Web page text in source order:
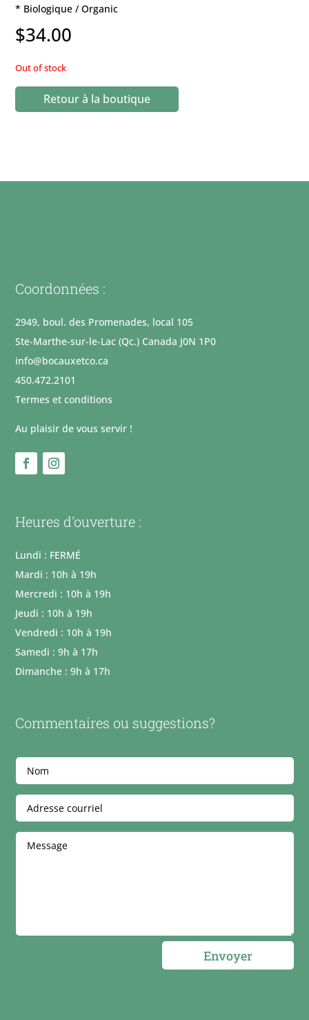
* Biologique / Organic
$34.00
Out of stock
Retour à la boutique
Coordonnées :
2949, boul. des Promenades, local 105
Ste-Marthe-sur-le-Lac (Qc.) Canada J0N 1P0
info@bocauxetco.ca
450.472.2101
Termes et conditions
Au plaisir de vous servir !
Heures d'ouverture :
Lundi : FERMÉ
Mardi : 10h à 19h
Mercredi : 10h à 19h
Jeudi : 10h à 19h
Vendredi : 10h à 19h
Samedi : 9h à 17h
Dimanche : 9h à 17h
Commentaires ou suggestions?
Envoyer